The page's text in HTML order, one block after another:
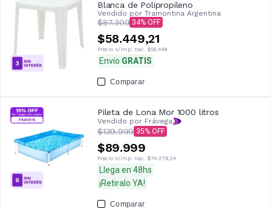
Blanca de Polipropileno
Vendido por Tramontina Argentina
$87.309 34
$58.449,21
Precio s/imp. nac. $58.449
Envío GRATIS
Comparar
Pileta de Lona Mor 1000 litros
Vendido por Frávega
$139.999 35
$89.999
Precio s/imp. nac. $74.379,34
Llega en 48hs
¡Retiralo YA!
Comparar